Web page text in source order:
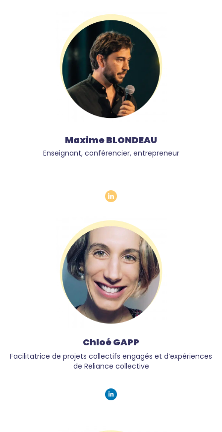
Maxime BLONDEAU
Enseignant, conférencier, entrepreneur
Chloé GAPP
Facilitatrice de projets collectifs engagés et d’expériences
de Reliance collective